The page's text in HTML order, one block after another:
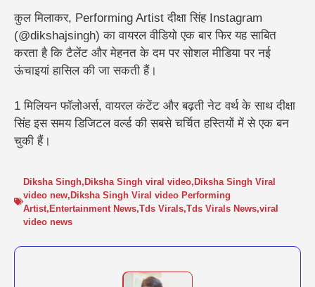
कुल मिलाकर, Performing Artist दीक्षा सिंह Instagram
(@dikshajsingh) का वायरल वीडियो एक बार फिर यह साबित
करता है कि टैलेंट और मेहनत के दम पर सोशल मीडिया पर नई
ऊंचाइयां हासिल की जा सकती हैं।
1 मिलियन फॉलोअर्स, वायरल कंटेंट और बढ़ती नेट वर्थ के साथ दीक्षा
सिंह इस समय डिजिटल वर्ल्ड की सबसे चर्चित हस्तियों में से एक बन
चुकी हैं।
Diksha Singh,Diksha Singh viral video,Diksha Singh Viral
video new,Diksha Singh Viral video Performing
Artist,Entertainment News,Tds Virals,Tds Virals News,viral
video news